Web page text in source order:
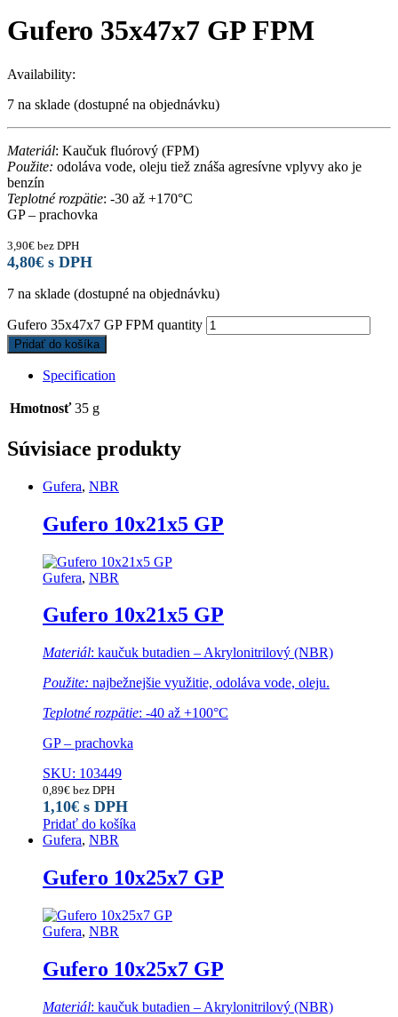
Gufero 35x47x7 GP FPM
Availability:
7 na sklade (dostupné na objednávku)
Materiál: Kaučuk fluórový (FPM)
Použite: odoláva vode, oleju tiež znáša agresívne vplyvy ako je
benzín
Teplotné rozpätie: -30 až +170°C
GP – prachovka
3,90€ bez DPH
4,80€ s DPH
7 na sklade (dostupné na objednávku)
Gufero 35x47x7 GP FPM quantity
Pridať do košíka
Specification
Hmotnosť 35 g
Súvisiace produkty
Gufera, NBR
Gufero 10x21x5 GP
Gufera, NBR
Gufero 10x21x5 GP
Materiál: kaučuk butadien – Akrylonitrilový (NBR)
Použite: najbežnejšie využitie, odoláva vode, oleju.
Teplotné rozpätie: -40 až +100°C
GP – prachovka
SKU: 103449
0,89€ bez DPH
1,10€ s DPH
Pridať do košíka
Gufera, NBR
Gufero 10x25x7 GP
Gufera, NBR
Gufero 10x25x7 GP
Materiál: kaučuk butadien – Akrylonitrilový (NBR)